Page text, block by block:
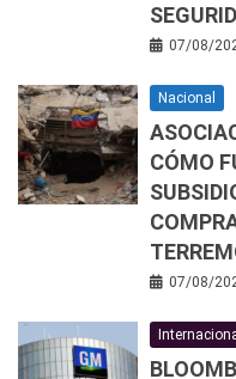
07/08/
Nacional
CÓMO
07/08/